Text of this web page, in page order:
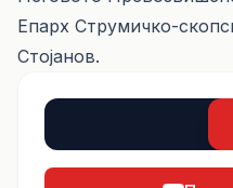
Епарх Струмичко-
Стојанов.